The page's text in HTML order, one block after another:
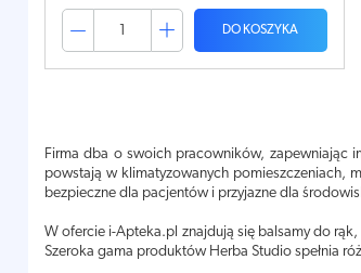
DO KOSZYKA
Firma dba o swoich pracowników, zapewniając
powstają w klimatyzowanych pomieszczeniach,
bezpieczne dla pacjentów i przyjazne dla
W ofercie i-Apteka.pl znajdują się balsamy do
Szeroka gama produktów Herba Studio spełnia